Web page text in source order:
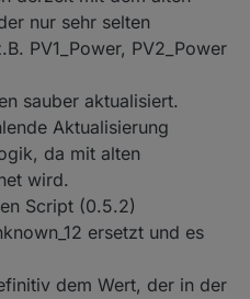
nur sehr selten
PV1_Power, PV2_Power
sauber aktualisiert.
Aktualisierung
da mit alten
wird.
Script (0.5.2)
ersetzt und es
dem Wert, der in der